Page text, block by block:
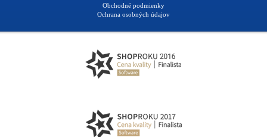
Obchodné podmienky
Ochrana osobných údajov